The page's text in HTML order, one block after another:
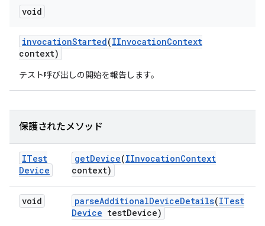
void
invocationStarted(IInvocationContext
context)
テスト呼び出しの開始を報告します。
保護されたメソッド
ITest
Device
getDevice(IInvocationContext
context)
void parseAdditionalDeviceDetails(ITest
Device testDevice)